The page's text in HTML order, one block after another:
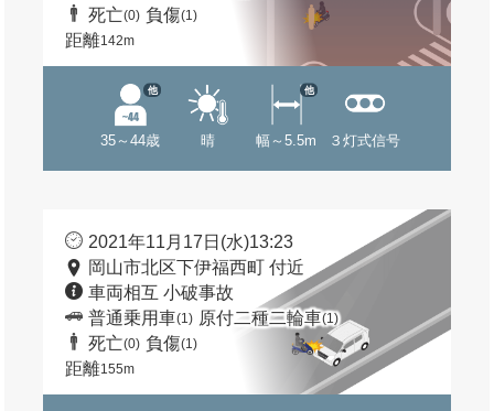
死亡(0) 負傷(1)
距離142m
35～44歳
他
晴 幅～5.5m
他
３灯式信号
2021年11月17日(水)13:23
岡山市北区下伊福西町 付近
車両相互 小破事故
普通乗用車(1) 原付二種二輪車(1)
死亡(0) 負傷(1)
距離155m